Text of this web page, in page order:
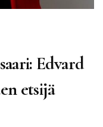
Edvard
etsijä